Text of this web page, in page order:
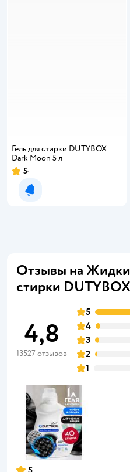
Гель для стирки DUTYBOX
Dark Moon 5 л
Рейтинг:
5
Уведомить о появлении
Отзывы на
стирки DUTYBOX
4,8
13527 отзывов
5
4
3
2
1